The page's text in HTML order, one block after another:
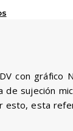
con gráfico
sujeción
esto, esta